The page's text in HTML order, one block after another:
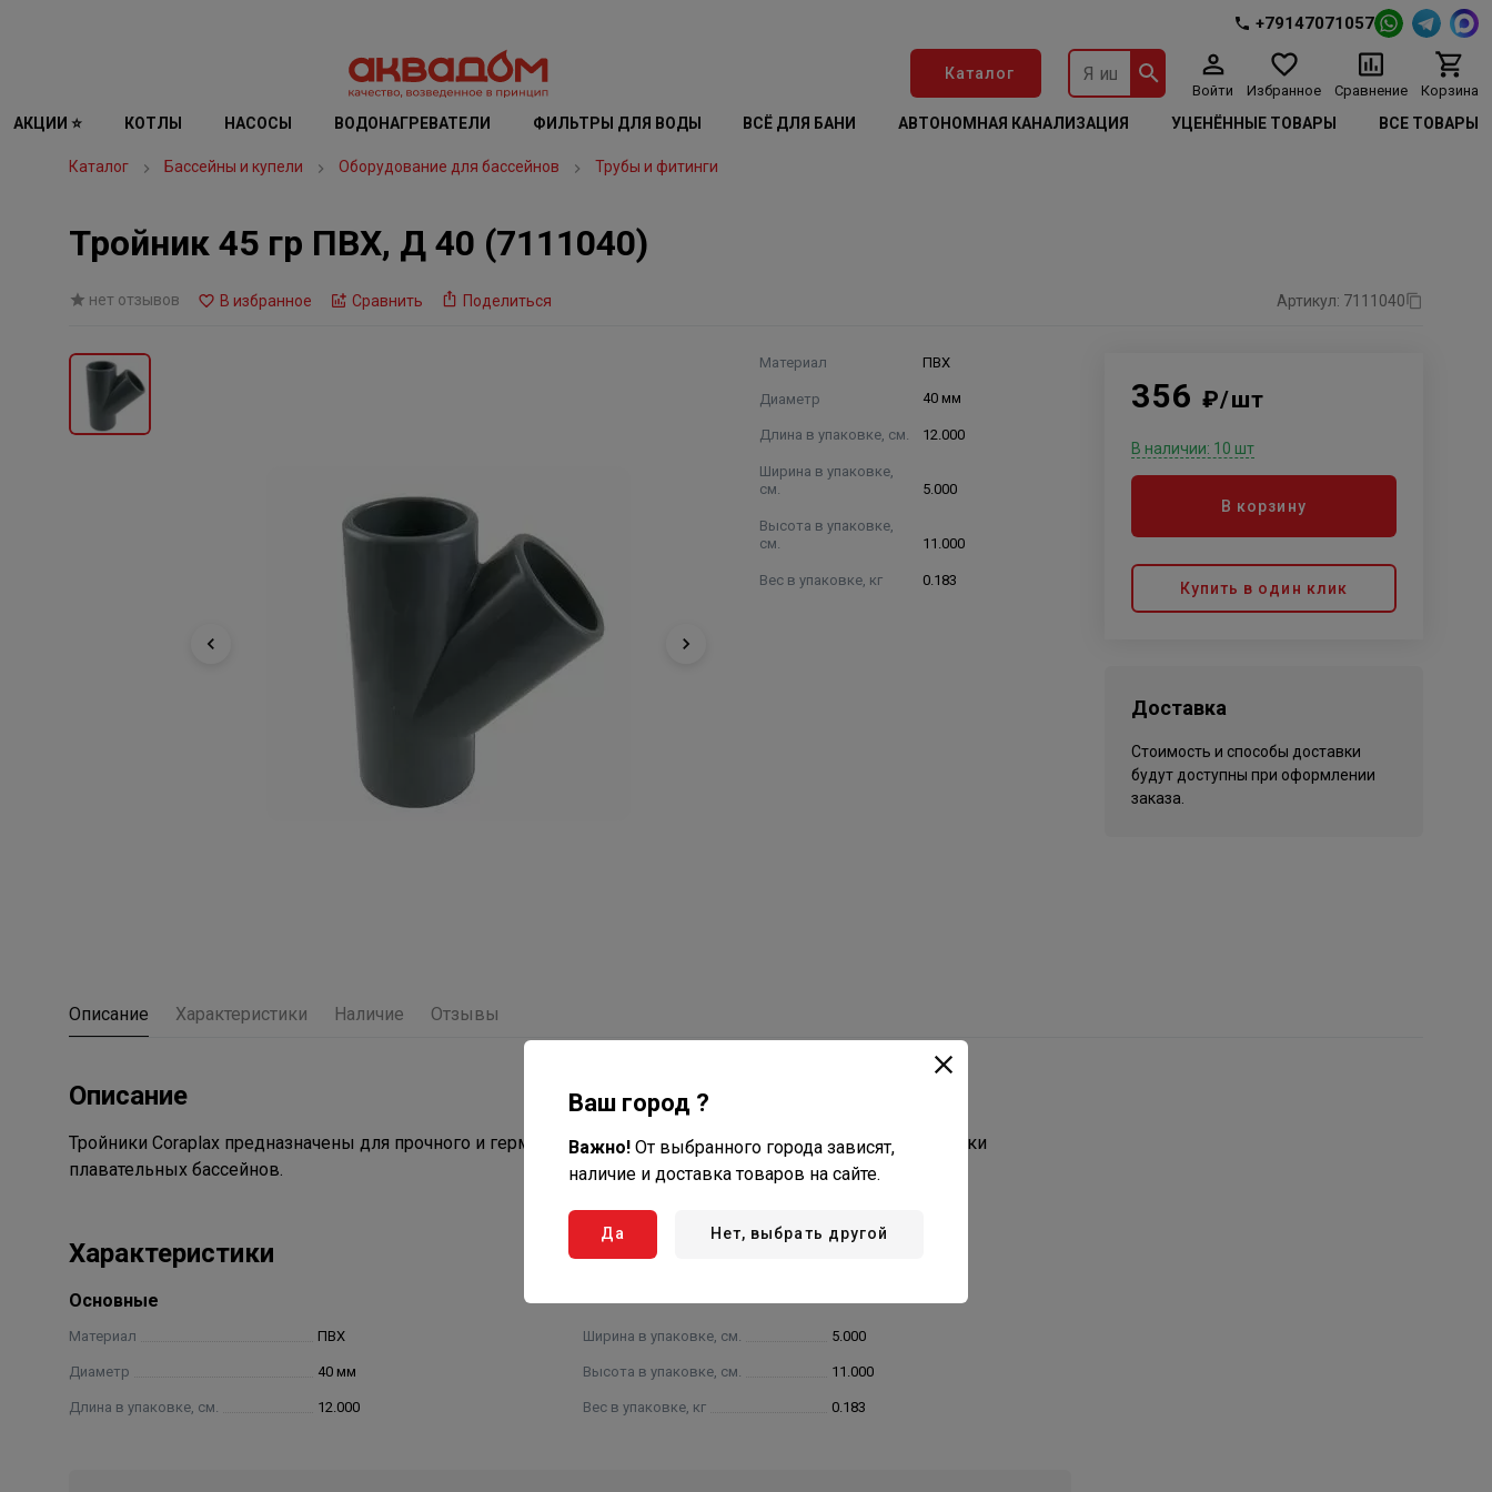
+79147071057
Каталог
Войти Избранное Сравнение Корзина
АКЦИИ ⭐ КОТЛЫ НАСОСЫ ВОДОНАГРЕВАТЕЛИ ФИЛЬТРЫ ДЛЯ ВОДЫ ВСЁ ДЛЯ БАНИ АВТОНОМНАЯ КАНАЛИЗАЦИЯ УЦЕНЁННЫЕ ТОВАРЫ ВСЕ ТОВАРЫ
Каталог Бассейны и купели Оборудование для бассейнов Трубы и фитинги
Тройник 45 гр ПВХ, Д 40 (7111040)
нет отзывов В избранное Сравнить Поделиться Артикул: 7111040
Материал ПВХ
Диаметр 40 мм
Длина в упаковке, см. 12.000
Ширина в упаковке,
см.
5.000
Высота в упаковке,
см.
11.000
Вес в упаковке, кг 0.183
356 ₽/шт
В наличии: 10 шт
В корзину
Купить в один клик
Доставка
Стоимость и способы доставки
будут доступны при оформлении
заказа.
Описание Характеристики Наличие Отзывы
Описание
Тройники Coraplax предназначены для прочного и герметичного соединения труб в системах водоподготовки
плавательных бассейнов.
Характеристики
Основные
Материал ПВХ
Диаметр 40 мм
Длина в упаковке, см. 12.000
Ширина в упаковке, см. 5.000
Высота в упаковке, см. 11.000
Вес в упаковке, кг 0.183
Ваш город ?
Важно! От выбранного города зависят,
наличие и доставка товаров на сайте.
Да Нет, выбрать другой